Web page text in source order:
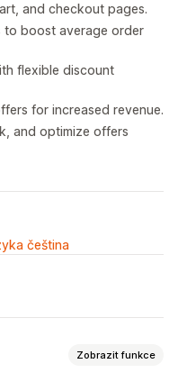
and checkout pages.
to boost average order
flexible discount
for increased revenue.
and optimize offers
čeština
Zobrazit funkce